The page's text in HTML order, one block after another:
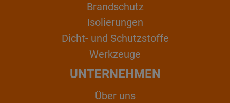
Brandschutz
Isolierungen
Dicht- und Schutzstoffe
Werkzeuge
UNTERNEHMEN
Über uns